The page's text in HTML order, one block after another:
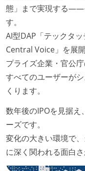
態」まで実現する——
す。
AI型DAP「テックタ
Central Voice」を展
プライズ企業・官公庁
すべてのユーザーが
くります。
数年後のIPOを見据え
ーズです。
変化の大きい環境で
に深く関われる面白さ